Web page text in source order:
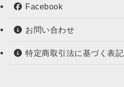
Facebook
お問い合わせ
特定商取引法に基づく表記